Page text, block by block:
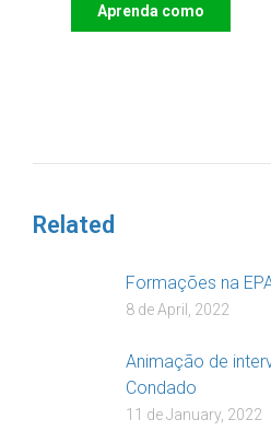
Aprenda como
Related
Formações na
8 de April, 2022
Animação de
Condado
11 de January, 2022